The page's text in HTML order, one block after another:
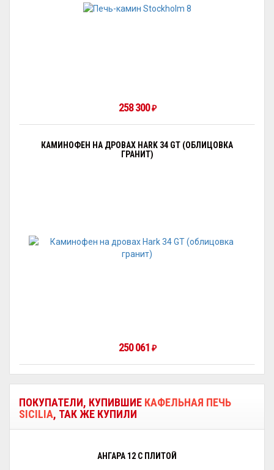
258 300₽
КАМИНОФЕН НА ДРОВАХ HARK 34 GT (ОБЛИЦОВКА
ГРАНИТ)
250 061 ₽
ПОКУПАТЕЛИ, КУПИВШИЕ КАФЕЛЬНАЯ ПЕЧЬ
SICILIA, ТАК ЖЕ КУПИЛИ
АНГАРА 12 С ПЛИТОЙ